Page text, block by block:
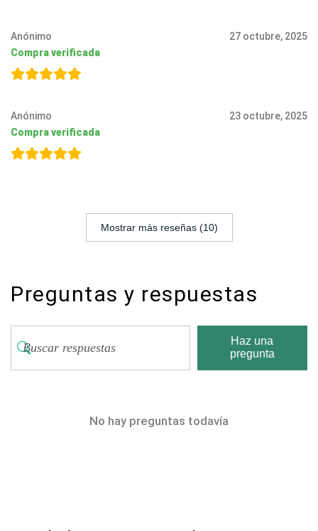
Anónimo
Compra verificada
27 octubre, 2025
Anónimo
Compra verificada
23 octubre, 2025
Mostrar más reseñas (10)
Preguntas y respuestas
Haz una
pregunta
No hay preguntas todavía